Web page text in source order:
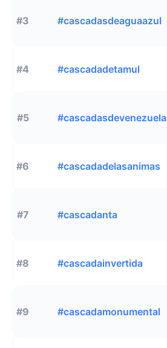
#3 #cascadasdeaguaazul
#4 #cascadadetamul
#5 #cascadasdevenezuela
#6 #cascadadelasanimas
#7 #cascadanta
#8 #cascadainvertida
#9 #cascadamonumental